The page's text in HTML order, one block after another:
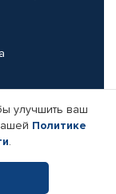
улучшить ваш
Политике
.